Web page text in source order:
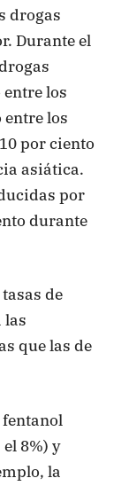
drogas
Durante el
los
entre los
por ciento
asiática.
por
durante
de
las
que las de
8%) y
la